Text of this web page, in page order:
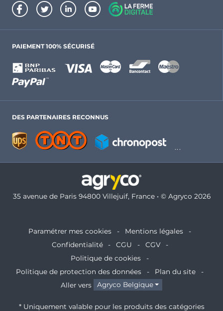
PAIEMENT 100% SÉCURISÉ
DES PARTENAIRES RECONNUS
35 avenue de Paris 94800 Villejuif, France • © Agryco 2026
Paramétrer mes cookies
Mentions légales
Confidentialité
CGU
CGV
Politique de cookies
Politique de protection des données
Plan du site
Aller vers
Agryco Belgique
* Uniquement valable pour les produits des catégories